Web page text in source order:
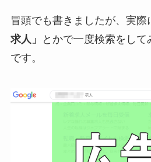
冒頭でも書きましたが、実際
求人」
とかで一度検索をし
です。